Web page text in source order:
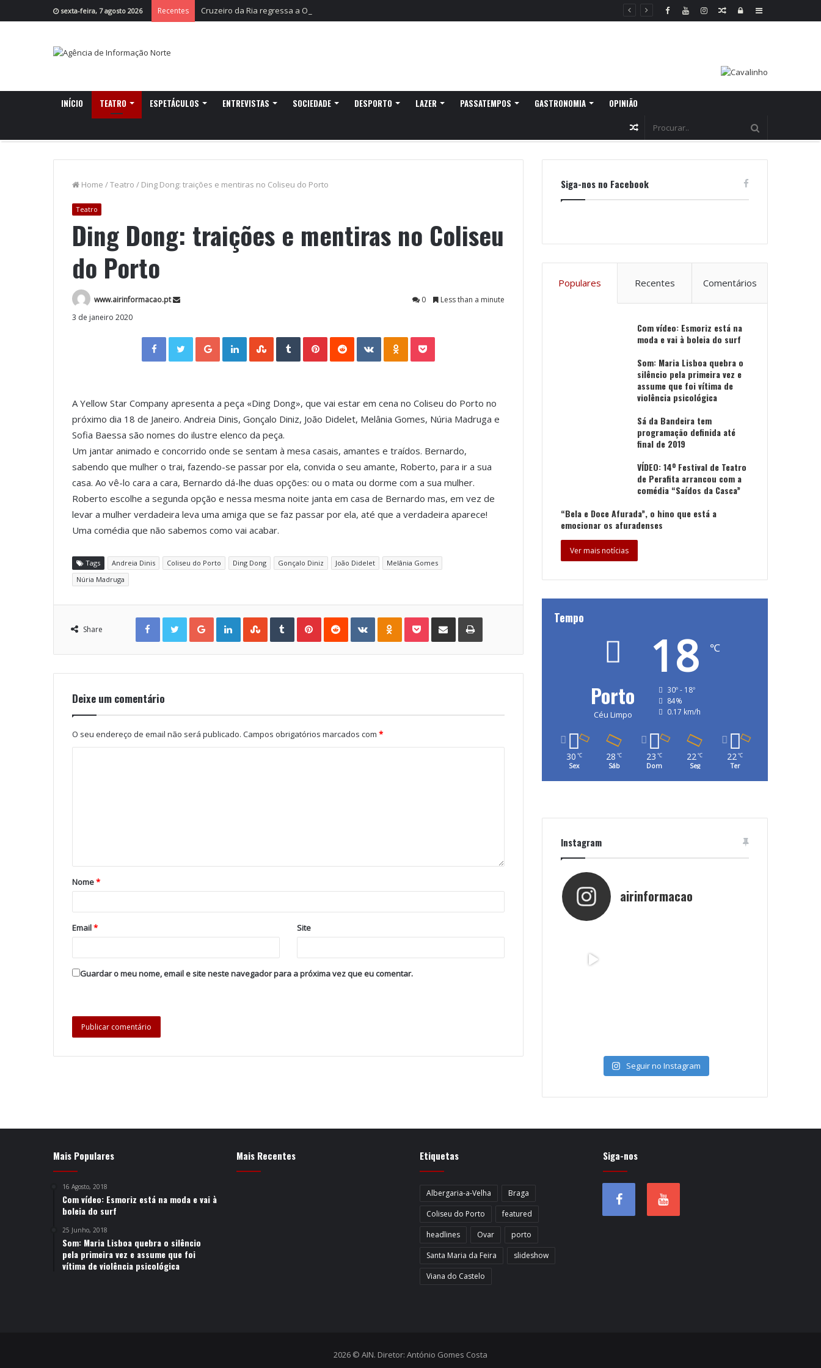
sexta-feira, 7 agosto 2026 Recentes Cruzeiro da Ria regressa a Ovar com experiências náuticas e observação de aves Sidebar
Log
Random
INÍCIO TEATRO ESPETÁCULOS ENTREVISTAS SOCIEDADE DESPORTO LAZER PASSATEMPOS GASTRONOMIA OPINIÃO
Random
Home /Teatro / Ding Dong: traições e mentiras no Coliseu do Porto
Teatro
Ding Dong: traições e mentiras no Coliseu
do Porto
www.airinformacao.pt 0
Less than a minute
3 de janeiro 2020
Facebook Twitter Google+ LinkedIn StumbleUpon Tumblr VKontakte
A Yellow Star Company apresenta a peça «Ding Dong», que vai estar em cena no Coliseu do Porto no
próximo dia 18 de Janeiro. Andreia Dinis, Gonçalo Diniz, João Didelet, Melânia Gomes, Núria Madruga e
Sofia Baessa são nomes do ilustre elenco da peça.
Um jantar animado e concorrido onde se sentam à mesa casais, amantes e traídos. Bernardo,
sabendo que mulher o trai, fazendo-se passar por ela, convida o seu amante, Roberto, para ir a sua
casa. Ao vê-lo cara a cara, Bernardo dá-lhe duas opções: ou o mata ou dorme com a sua mulher.
Roberto escolhe a segunda opção e nessa mesma noite janta em casa de Bernardo mas, em vez de
levar a mulher verdadeira leva uma amiga que se faz passar por ela, até que a verdadeira aparece!
Uma comédia que não sabemos como vai acabar.
Tags Andreia Dinis Coliseu do Porto Ding Dong Gonçalo Diniz João Didelet
Melânia Gomes
Núria Madruga
Share
Facebook Twitter Google+ LinkedIn StumbleUpon Tumblr Pinterest Reddit VKontakte Odnoklassniki Pocket Share via Email Print
Deixe um comentário
O seu endereço de email não será publicado. Campos obrigatórios marcados com *
Nome*
Email* Site
Guardar o meu nome, email e site neste navegador para a próxima vez que eu comentar.
Siga-nos no Facebook
Populares Recentes Comentários
Com vídeo: Esmoriz está na
moda e vai à boleia do surf
Som: Maria Lisboa quebra o
silêncio pela primeira vez e
assume que foi vítima de
violência psicológica
Sá da Bandeira tem
programação definida até
final de 2019
VÍDEO: 14º Festival de Teatro
de Perafita arrancou com a
comédia “Saídos da Casca”
“Bela e Doce Afurada”, o hino que está a
emocionar os afuradenses
Ver mais notícias
Tempo
Porto
Céu Limpo
18 ℃
30º - 18º
84%
0.17 km/h
30 ℃
Sex
28 ℃
Sáb
23 ℃
Dom
22℃
Seg
22℃
Ter
Instagram
airinformacao
Seguir no Instagram
Mais Populares
16 Agosto, 2018
Com vídeo: Esmoriz está na moda e vai à
boleia do surf
25 Junho, 2018
Som: Maria Lisboa quebra o silêncio
pela primeira vez e assume que foi
vítima de violência psicológica
Mais Recentes Etiquetas
Albergaria-a-Velha
Braga
Coliseu do Porto
featured
headlines
Ovar
porto
Santa Maria da Feira
slideshow
Viana do Castelo
Siga-nos
2026 © AIN. Diretor: António Gomes Costa